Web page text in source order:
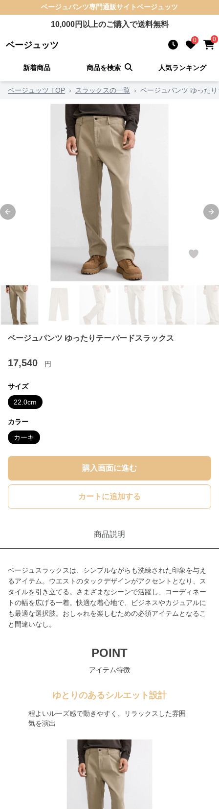
ベージュパンツ専門通販サイトベージュッツ
10,000円以上のご購入で送料無料
ベージュッツ 0 0
新着商品 商品を検索 人気ランキング
ベージュッツ TOP › スラックスの一覧 › ベージュパンツ ゆった
Previous slide
ベージュパンツ ゆったりテーパードスラックス
17,540 円
サイズ
22.0cm
カラー
カーキ
購入画面に進む
カートに追加する
商品説明
ベージュスラックスは、シンプルながらも洗練された印象を与え
るアイテム。ウエストのタックデザインがアクセントとなり、ス
タイルを引き立てる。さまざまなシーンで活躍し、コーディネー
トの幅を広げる一着。快適な着心地で、ビジネスやカジュアルに
も最適な選択肢。おしゃれを楽しむための必須アイテムとなるこ
と間違いなし。
POINT
アイテム特徴
ゆとりのあるシルエット設計
程よいルーズ感で動きやすく、リラックスした雰囲
気を演出